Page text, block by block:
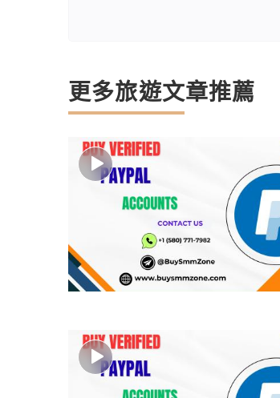
更多旅遊文章推薦